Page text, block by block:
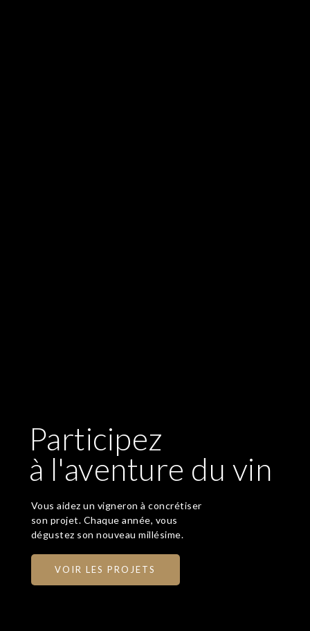
Participez
à l'aventure du vin
Vous aidez un vigneron à concrétiser
son projet. Chaque année, vous
dégustez son nouveau millésime.
VOIR LES PROJETS